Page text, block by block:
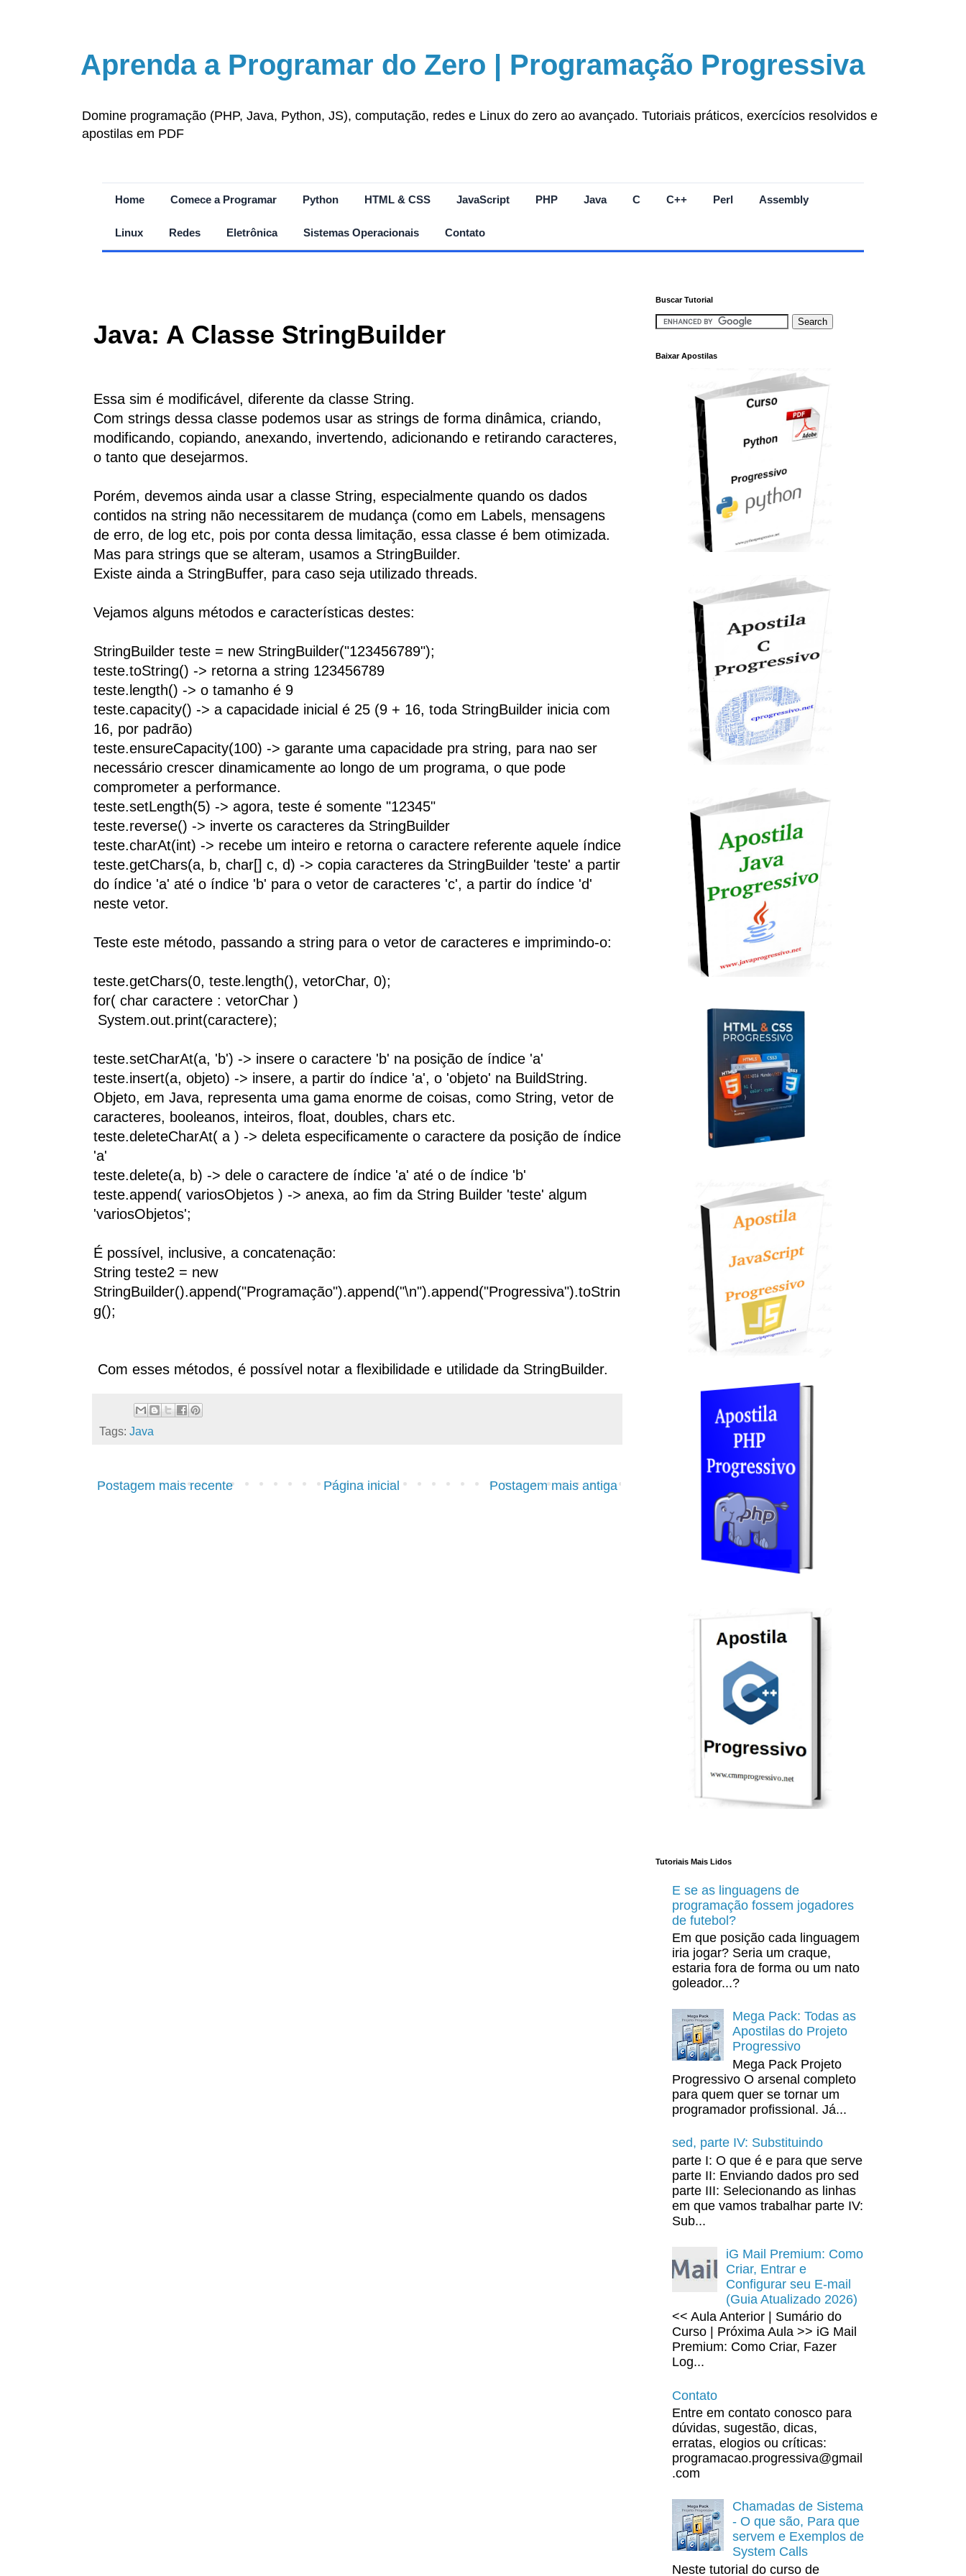
Aprenda a Programar do Zero | Programação Progressiva
Domine programação (PHP, Java, Python, JS), computação, redes e Linux do zero ao avançado. Tutoriais práticos, exercícios resolvidos e
apostilas em PDF
Home Comece a Programar Python HTML & CSS JavaScript PHP Java C C++ Perl Assembly
Linux Redes Eletrônica Sistemas Operacionais Contato
Java: A Classe StringBuilder
Essa sim é modificável, diferente da classe String.
Com strings dessa classe podemos usar as strings de forma dinâmica, criando,
modificando, copiando, anexando, invertendo, adicionando e retirando caracteres,
o tanto que desejarmos.
Porém, devemos ainda usar a classe String, especialmente quando os dados
contidos na string não necessitarem de mudança (como em Labels, mensagens
de erro, de log etc, pois por conta dessa limitação, essa classe é bem otimizada.
Mas para strings que se alteram, usamos a StringBuilder.
Existe ainda a StringBuffer, para caso seja utilizado threads.
Vejamos alguns métodos e características destes:
StringBuilder teste = new StringBuilder("123456789");
teste.toString() -> retorna a string 123456789
teste.length() -> o tamanho é 9
teste.capacity() -> a capacidade inicial é 25 (9 + 16, toda StringBuilder inicia com
16, por padrão)
teste.ensureCapacity(100) -> garante uma capacidade pra string, para nao ser
necessário crescer dinamicamente ao longo de um programa, o que pode
comprometer a performance.
teste.setLength(5) -> agora, teste é somente "12345"
teste.reverse() -> inverte os caracteres da StringBuilder
teste.charAt(int) -> recebe um inteiro e retorna o caractere referente aquele índice
teste.getChars(a, b, char[] c, d) -> copia caracteres da StringBuilder 'teste' a partir
do índice 'a' até o índice 'b' para o vetor de caracteres 'c', a partir do índice 'd'
neste vetor.
Teste este método, passando a string para o vetor de caracteres e imprimindo-o:
teste.getChars(0, teste.length(), vetorChar, 0);
for( char caractere : vetorChar )
System.out.print(caractere);
teste.setCharAt(a, 'b') -> insere o caractere 'b' na posição de índice 'a'
teste.insert(a, objeto) -> insere, a partir do índice 'a', o 'objeto' na BuildString.
Objeto, em Java, representa uma gama enorme de coisas, como String, vetor de
caracteres, booleanos, inteiros, float, doubles, chars etc.
teste.deleteCharAt( a ) -> deleta especificamente o caractere da posição de índice
'a'
teste.delete(a, b) -> dele o caractere de índice 'a' até o de índice 'b'
teste.append( variosObjetos ) -> anexa, ao fim da String Builder 'teste' algum
'variosObjetos';
É possível, inclusive, a concatenação:
String teste2 = new
StringBuilder().append("Programação").append("\n").append("Progressiva").toStrin
g();
Com esses métodos, é possível notar a flexibilidade e utilidade da StringBuilder.
Tags: Java
Postagem mais recente Postagem mais antiga
Página inicial
Buscar Tutorial
Baixar Apostilas
Tutoriais Mais Lidos
E se as linguagens de
programação fossem jogadores
de futebol?
Em que posição cada linguagem
iria jogar? Seria um craque,
estaria fora de forma ou um nato
goleador...?
Mega Pack: Todas as
Apostilas do Projeto
Progressivo
Mega Pack Projeto
Progressivo O arsenal completo
para quem quer se tornar um
programador profissional. Já...
sed, parte IV: Substituindo
parte I: O que é e para que serve
parte II: Enviando dados pro sed
parte III: Selecionando as linhas
em que vamos trabalhar parte IV:
Sub...
iG Mail Premium: Como
Criar, Entrar e
Configurar seu E-mail
(Guia Atualizado 2026)
<< Aula Anterior | Sumário do
Curso | Próxima Aula >> iG Mail
Premium: Como Criar, Fazer
Log...
Contato
Entre em contato conosco para
dúvidas, sugestão, dicas,
erratas, elogios ou críticas:
programacao.progressiva@gmail
.com
Chamadas de Sistema
- O que são, Para que
servem e Exemplos de
System Calls
Neste tutorial do curso de